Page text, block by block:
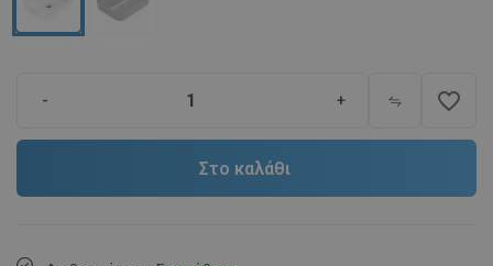
- + favorite_border
Στο καλάθι